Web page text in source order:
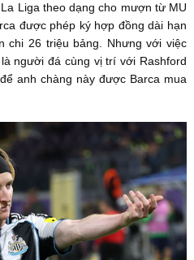
Liga theo dạng cho mượn từ MU
được phép ký hợp đồng dài hạn
chi 26 triệu bảng. Nhưng với việc
người đá cùng vị trí với Rashford
anh chàng này được Barca mua